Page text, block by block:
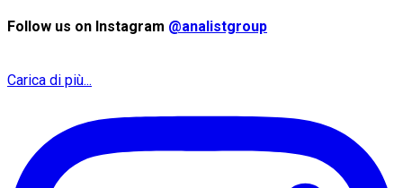
Follow us on Instagram @analistgroup
Carica di più...